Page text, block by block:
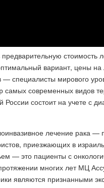
стоимость
вариант, цены
специалисты мирового
современных видов
состоит на учете с
лечение рака —
приезжающих в
— это пациенты с
многих лет МЦ
являются признанными